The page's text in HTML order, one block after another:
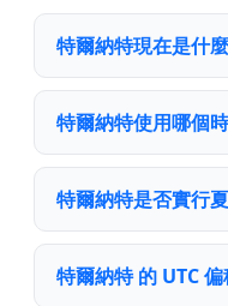
特爾納特現在是什
特爾納特使用哪個
特爾納特是否實行
特爾納特 的 UTC